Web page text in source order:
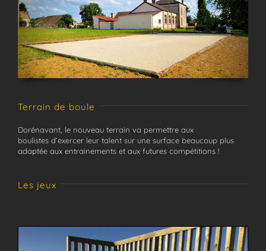
Terrain de boule
Dorénavant, le nouveau terrain va permettre aux
boulistes d’exercer leur talent sur une surface beaucoup plus
adaptée aux entrainements et aux futures compétitions !
Les jeux